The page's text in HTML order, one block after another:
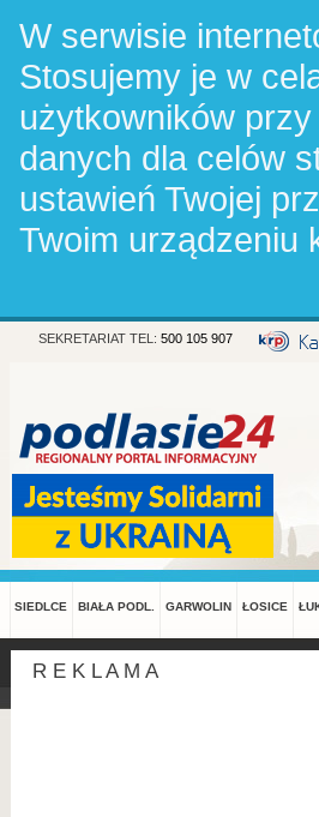
W serwisie
Stosujemy je w
użytkowników
danych dla celów
ustawień Twojej
Twoim
SEKRETARIAT TEL: 500 105 907
SIEDLCE BIAŁA PODL. GARWOLIN ŁOSICE
R E K L A M A